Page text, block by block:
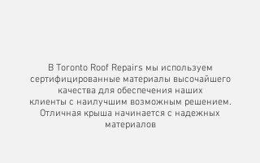
В Toronto Roof Repairs мы используем
сертифицированные материалы высочайшего
качества для обеспечения наших
клиенты с наилучшим возможным решением.
Отличная крыша начинается с надежных
материалов